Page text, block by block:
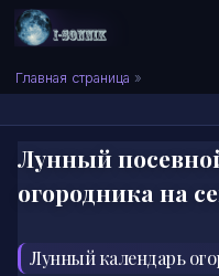
Skip to content
Сонник I-SONNIK.COM
Главная страница »
Лунный
огородника на
Лунный календарь